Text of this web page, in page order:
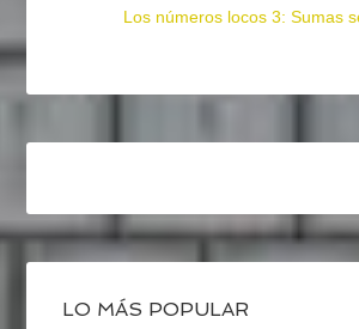
Los números locos 3: Sumas
LO MÁS POPULAR